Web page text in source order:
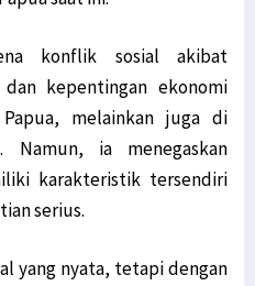
konflik sosial akibat
kepentingan ekonomi
melainkan juga di
Namun, ia menegaskan
karakteristik tersendiri
serius.
yang nyata, tetapi dengan